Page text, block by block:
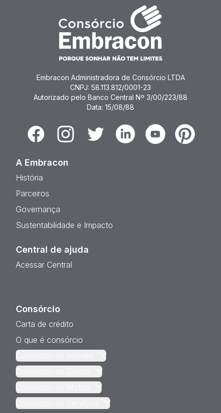
Embracon Administradora de Consórcio LTDA
CNPJ: 58.113.812/0001-23
Autorizado pelo Banco Central Nº 3/00/223/88
Data: 15/08/88
FacebookInstagramTwitter LinkedinYoutubePinterest
A Embracon
História
Parceiros
Governança
Sustentabilidade e Impacto
Central de ajuda
Acessar Central
Consórcio
Carta de crédito
O que é consórcio